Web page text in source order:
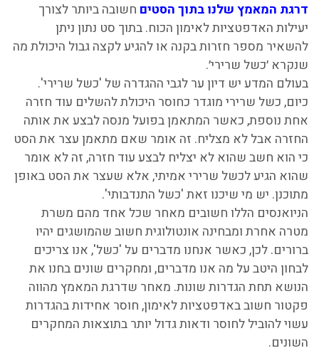
דרגת המאמץ שלנו בתוך הסטים חשובה ביותר לצורך
יעילות האדפטציות לאימון הכוח. בתוך סט נתון ניתן
להשאיר מספר חזרות בקנה או להגיע לקצה גבול היכולת מה
שנקרא ׳כשל שרירי׳.
בעולם המדע יש דיון ער לגבי ההגדרה של 'כשל שרירי'.
כיום, כשל שרירי מוגדר כחוסר היכולת להשלים עוד חזרה
אחת נוספת, כאשר המתאמן בפועל מנסה לבצע את אותה
החזרה אבל לא מצליח. זה אומר שאם מתאמן עצר את הסט
כי הוא חשב שהוא לא יצליח לבצע עוד חזרה, זה לא אומר
שהוא הגיע לכשל שרירי אמיתי, אלא שעצר את הסט באופן
מתוכנן. יש מי שיכנו זאת 'כשל התנדבותי'.
הניואנסים הללו חשובים מאחר שכל אחד מהם משרת
מטרה אחרת ומבחינה אונטולוגית חשוב שהמושגים יהיו
ברורים. לכן, כאשר אנחנו מדברים על 'כשל', אנו צריכים
לבחון היטב על מה אנו מדברים, ומחקרים שונים בחנו את
הנושא תחת הגדרות שונות. מאחר שדרגת המאמץ מהווה
פקטור חשוב באדפטציות לאימון, חוסר אחידות בהגדרות
עשוי להוביל לחוסר ודאות גדול יותר בתוצאות המחקרים
השונים.